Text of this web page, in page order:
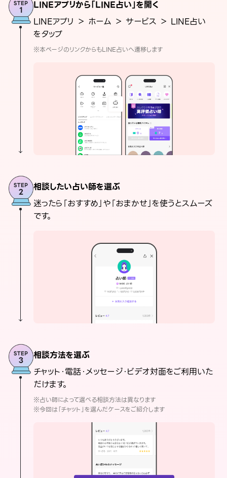
LINEアプリから「LINE占い」を開く
LINEアプリ ＞ ホーム ＞ サービス ＞ LINE占い
をタップ
※本ページのリンクからもLINE占いへ遷移します
相談したい占い師を選ぶ
迷ったら「おすすめ」や「おまかせ」を使うとスムーズ
です。
相談方法を選ぶ
チャット・電話・メッセージ・ビデオ対面をご利用いた
だけます。
※占い師によって選べる相談方法は異なります
※今回は「チャット」を選んだケースをご紹介します